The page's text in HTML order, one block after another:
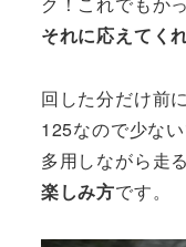
それに応えてく
回した分だけ前
125なので少な
多用しながら走
楽しみ方です。